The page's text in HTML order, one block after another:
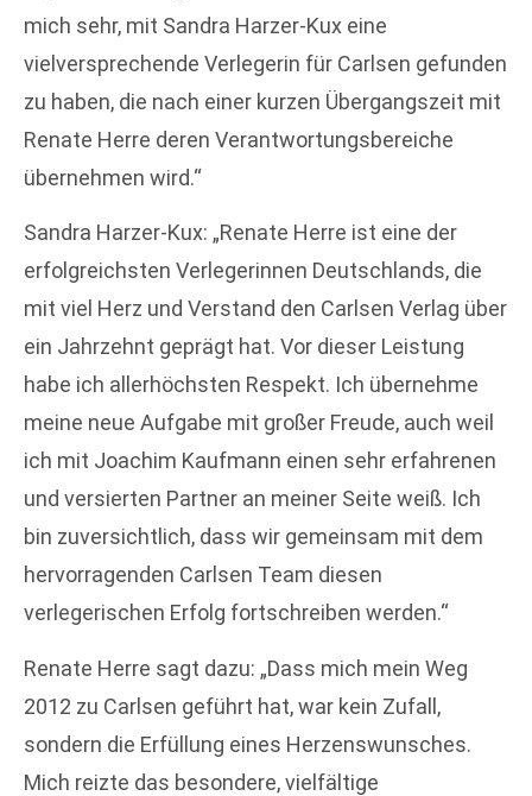
mich sehr, mit Sandra Harzer-Kux eine
vielversprechende Verlegerin für Carlsen gefunden
zu haben, die nach einer kurzen Übergangszeit mit
Renate Herre deren Verantwortungsbereiche
übernehmen wird.“
Sandra Harzer-Kux: „Renate Herre ist eine der
erfolgreichsten Verlegerinnen Deutschlands, die
mit viel Herz und Verstand den Carlsen Verlag über
ein Jahrzehnt geprägt hat. Vor dieser Leistung
habe ich allerhöchsten Respekt. Ich übernehme
meine neue Aufgabe mit großer Freude, auch weil
ich mit Joachim Kaufmann einen sehr erfahrenen
und versierten Partner an meiner Seite weiß. Ich
bin zuversichtlich, dass wir gemeinsam mit dem
hervorragenden Carlsen Team diesen
verlegerischen Erfolg fortschreiben werden.“
Renate Herre sagt dazu: „Dass mich mein Weg
2012 zu Carlsen geführt hat, war kein Zufall,
sondern die Erfüllung eines Herzenswunsches.
Mich reizte das besondere, vielfältige